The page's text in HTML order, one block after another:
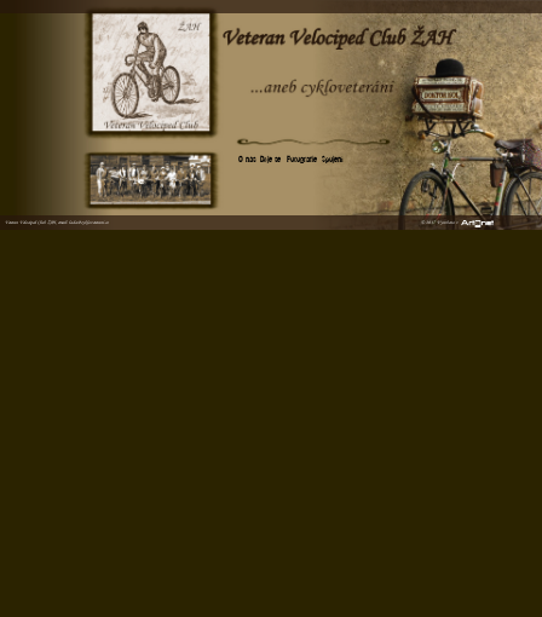
O nás Děje se Fotografie Spojení
© 2017 Vyrobeno v
Veteran Velociped Club ŽAH, email:lada@cykloveterani.cz